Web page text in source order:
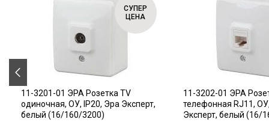
СУПЕР
ЦЕНА
11-3201-01 ЭРА Розетка TV
одиночная, ОУ, IP20, Эра Эксперт,
белый (16/160/3200)
11-3202-01 ЭРА
телефонная RJ11,
Эксперт, белый (16/